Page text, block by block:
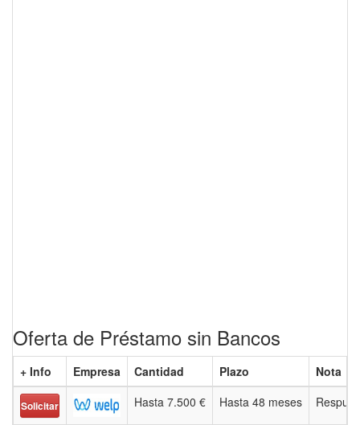
Oferta de Préstamo sin Bancos
+ Info Empresa Cantidad Plazo Nota
Solicitar Hasta 7.500 € Hasta 48 meses